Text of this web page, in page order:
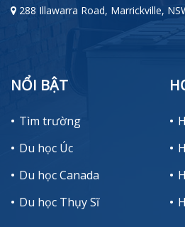
288 Illawarra Road, Marrickville,
NỔI BẬT
Tìm trường
Du học Úc
Du học Canada
Du học Thụy Sĩ